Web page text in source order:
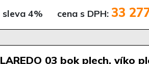
sleva 4% cena s DPH: 33
LAREDO 03 bok plech, víko